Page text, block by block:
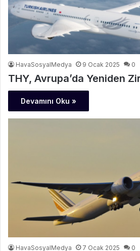
HavaSosyalMedya 9 Ocak 2025 0
THY, Avrupa’da Yeniden
Devamını Oku »
HavaSosyalMedya 7 Ocak 2025 0